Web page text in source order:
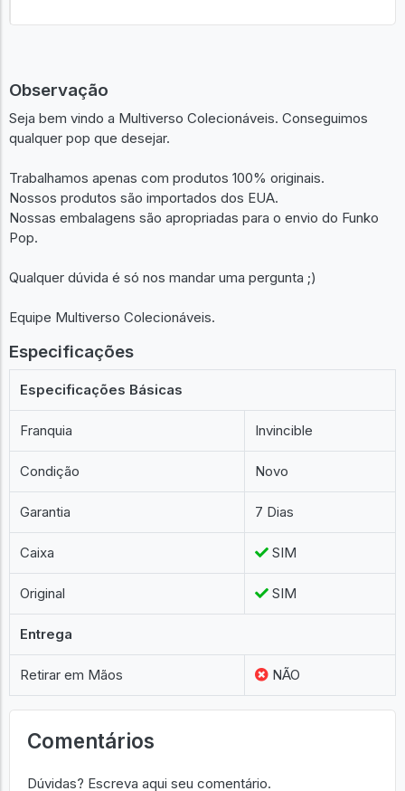
Observação
Seja bem vindo a Multiverso Colecionáveis. Conseguimos
qualquer pop que desejar.
Trabalhamos apenas com produtos 100% originais.
Nossos produtos são importados dos EUA.
Nossas embalagens são apropriadas para o envio do Funko
Pop.
Qualquer dúvida é só nos mandar uma pergunta ;)
Equipe Multiverso Colecionáveis.
Especificações
Especificações Básicas
Franquia Invincible
Condição Novo
Garantia 7 Dias
Caixa SIM
Original SIM
Entrega
Retirar em Mãos NÃO
Comentários
Dúvidas? Escreva aqui seu comentário.